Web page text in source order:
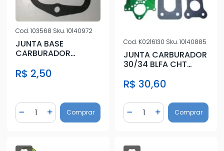
Cod.103568 Sku.10140972
JUNTA BASE
CARBURADOR
R$ 2,50
Diminuir Quantidade
Quantidade
Adicionar Quantidade
Comprar
Cod. K0216130 Sku.10140885
JUNTA CARBURADOR
30/34 BLFA CHT
DIAFRAGMA
R$ 30,60
Diminuir Quantidade
Quantidade
AdicionarComprar